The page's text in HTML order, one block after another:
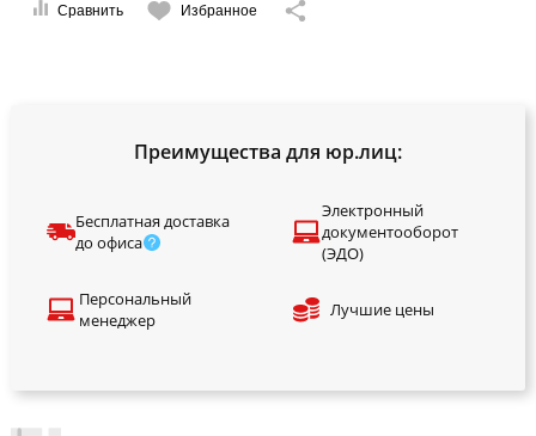
Сравнить Избранное
Преимущества для юр.лиц:
Бесплатная доставка
до офиса
Электронный
документооборот
(ЭДО)
Персональный
менеджер
Лучшие цены